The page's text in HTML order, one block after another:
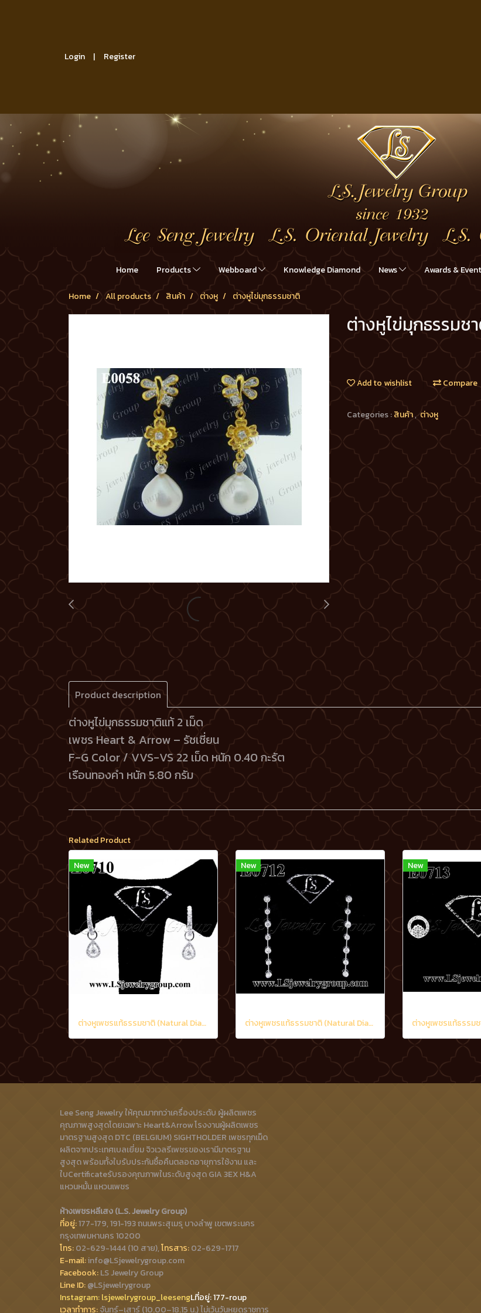
Login Register
Home Products Webboard Knowledge Diamond News Awards &
Home All products สินค้า ต่างหู ต่างหูไข่มุกธรรมชาติ
ต่างหูไข่มุกธรรมช
Add to wishlist Compare
Categories :สินค้า,ต่างหู
Product description
ต่างหูไข่มุกธรรมชาติแท้ 2 เม็ด
เพชร Heart & Arrow – รัชเชี่ยน
F-G Color / VVS-VS 22 เม็ด หนัก 0.40 กะรัต
เรือนทองคำ หนัก 5.80 กรัม
Related Product
New
ต่างหูเพชรแท้ธรรมชาติ (Natural Diamonds) 0.90 Ct.
New
ต่างหูเพชรแท้ธรรมชาติ (Natural Diamonds) 1.20 Ct.
New
Lee Seng Jewelry ให้คุณมากกว่าเครื่องประดับ ผู้ผลิตเพชร
คุณภาพสูงสุดโดยเฉพาะ Heart&Arrow โรงงานผู้ผลิตเพชร
มาตรฐานสูงสุด DTC (BELGIUM) SIGHTHOLDER เพชรทุกเม็ด
ผลิตจากประเทศเบลเยี่ยม จิวเวลรีเพชรของเรามีมาตรฐาน
สูงสุด พร้อมทั้งใบรับประกันซื้อคืนตลอดอายุการใช้งาน และ
ใบCertificateรับรองคุณภาพในระดับสูงสุด GIA 3EX H&A
แหวนหมั้น แหวนเพชร
ห้างเพชรหลีเสง (L.S. Jewelry Group)
ที่อยู่:177-179, 191-193 ถนนพระสุเมรุ บางลำพู เขตพระนคร
กรุงเทพมหานคร 10200
โทร:02-629-1444 (10 สาย),โทรสาร:02-629-1717
E-mail:info@LSjewelrygroup.com
Facebook:LS Jewelry Group
Line ID:@LSjewelrygroup
Instagram:lsjewelrygroup_leesengLที่อยู่: 177-roup
เวลาทำการ:จันทร์–เสาร์ (10.00–18.15 น.) ไม่เว้นวันหยุดราชการ